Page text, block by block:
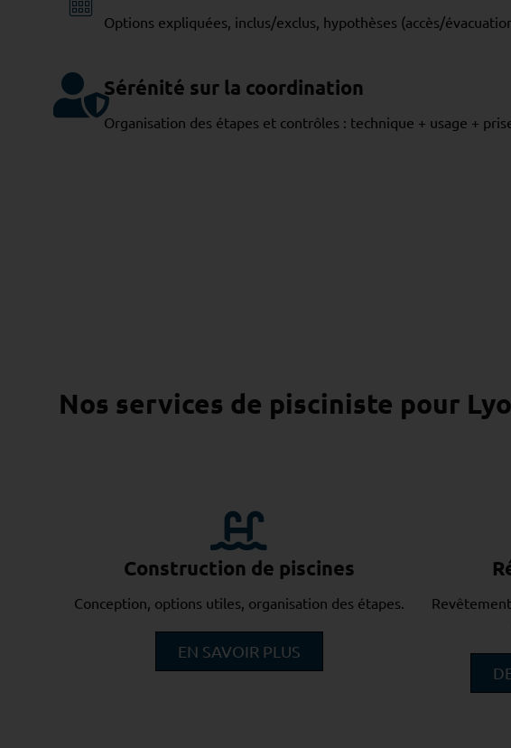
Options expliquées, inclus/exclus, hypothèses (accès/
Sérénité sur la coordination
Organisation des étapes et contrôles : technique + usage +
Nos services de pisciniste pour
Construction de piscines
Conception, options utiles, organisation des étapes.
EN SAVOIR PLUS